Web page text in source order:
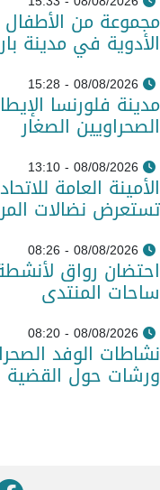
مجموعة من الأطفال
الأدوية في مدينة
08/08/2026 - 15:28
مدينة فلورنسا
الصحراويين الصغار
08/08/2026 - 13:10
الأمينة العامة
تستعرض نضالات
08/08/2026 - 08:26
احتضان رواق
ساحات المنتدى
08/08/2026 - 08:20
نشاطات الوفد
ورشات حول القضية